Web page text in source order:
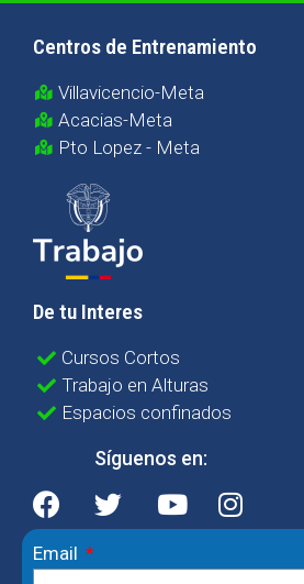
Centros de Entrenamiento
Villavicencio-Meta
Acacias-Meta
Pto Lopez - Meta
De tu Interes
Cursos Cortos
Trabajo en Alturas
Espacios confinados
Síguenos en:
Email